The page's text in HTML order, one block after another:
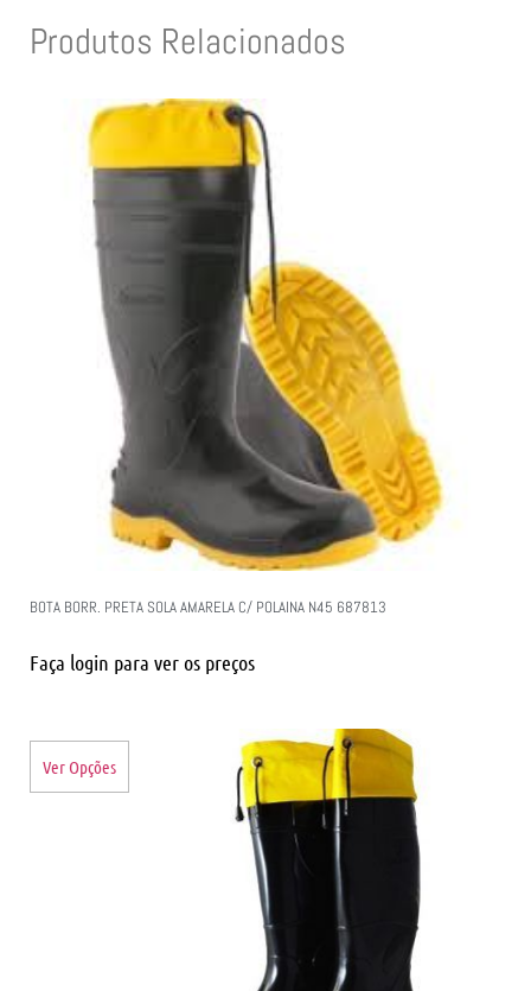
Produtos Relacionados
BOTA BORR. PRETA SOLA AMARELA C/ POLAINA N45 687813
Faça login para ver os preços
Ver Opções